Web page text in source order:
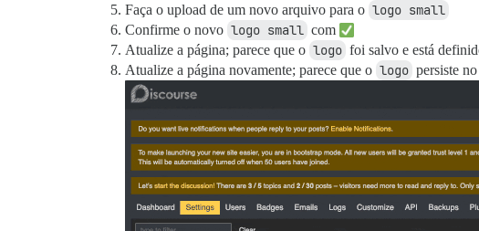
Faça o upload de um novo arquivo para o logo small
Confirme o novo logo small com
Atualize a página; parece que o logo foi salvo e está
Atualize a página novamente; parece que o logo persiste